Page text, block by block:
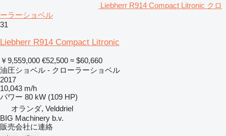
Liebherr R914 Compact Litronic クロ
ーラーショベル
31
Liebherr R914 Compact Litronic
￥9,559,000 €52,500 ≈ $60,660
油圧ショベル - クローラーショベル
2017
10,043 m/h
パワー 80 kW (109 HP)
オランダ, Velddriel
BIG Machinery b.v.
販売会社に連絡